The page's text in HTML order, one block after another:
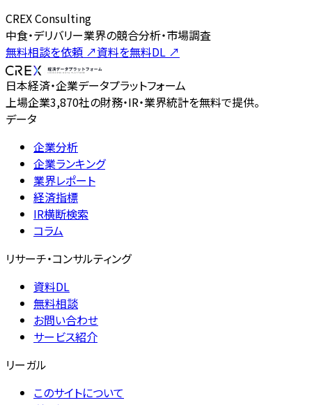
CREX Consulting
中食・デリバリー業界の競合分析・市場調査
無料相談を依頼 ↗資料を無料DL ↗
日本経済・企業データプラットフォーム
上場企業3,870社の財務・IR・業界統計を無料で提供。
データ
企業分析
企業ランキング
業界レポート
経済指標
IR横断検索
コラム
リサーチ・コンサルティング
資料DL
無料相談
お問い合わせ
サービス紹介
リーガル
このサイトについて